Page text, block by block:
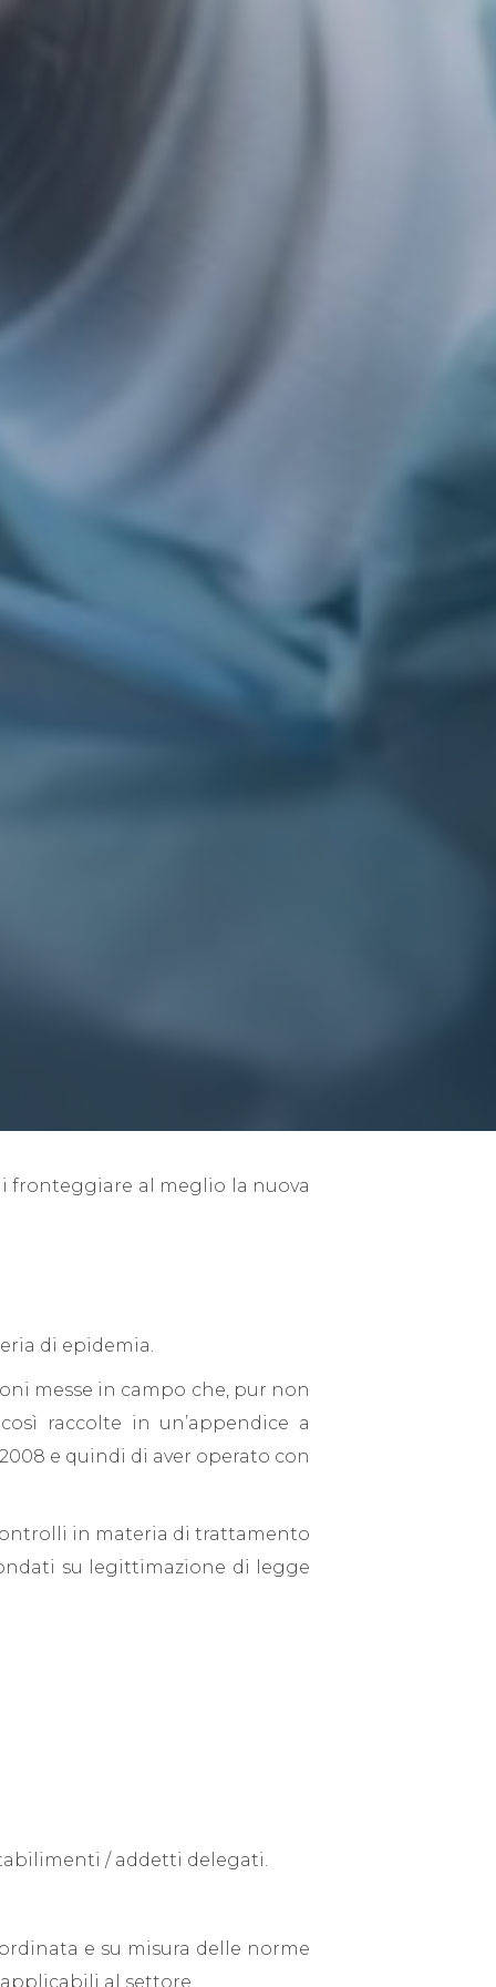
fronteggiare al meglio la nuova
di epidemia.
messe in campo che, pur non
raccolte in un’appendice a
e quindi di aver operato con
in materia di trattamento
su legittimazione di legge
/ addetti delegati.
e su misura delle norme
al settore.